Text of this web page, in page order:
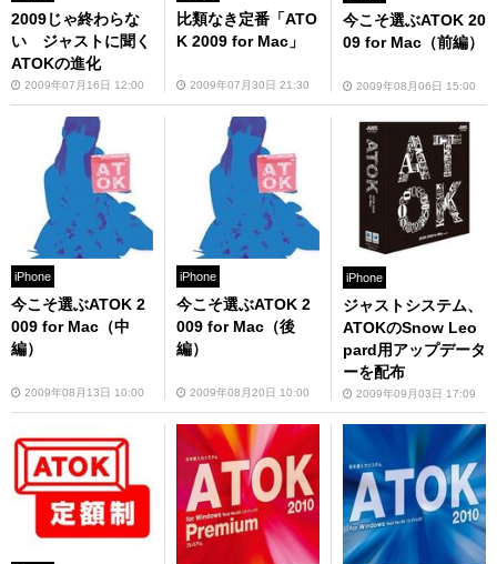
2009じゃ終わらな
い ジャストに聞く
ATOKの進化
2009年07月16日 12:00
比類なき定番「ATO
K 2009 for Mac」
2009年07月30日 21:30
今こそ選ぶATOK 20
09 for Mac（前編）
2009年08月06日 15:00
iPhone
今こそ選ぶATOK 2
009 for Mac（中
編）
2009年08月13日 10:00
iPhone
今こそ選ぶATOK 2
009 for Mac（後
編）
2009年08月20日 10:00
iPhone
ジャストシステム、
ATOKのSnow Leo
pard用アップデータ
ーを配布
2009年09月03日 17:09